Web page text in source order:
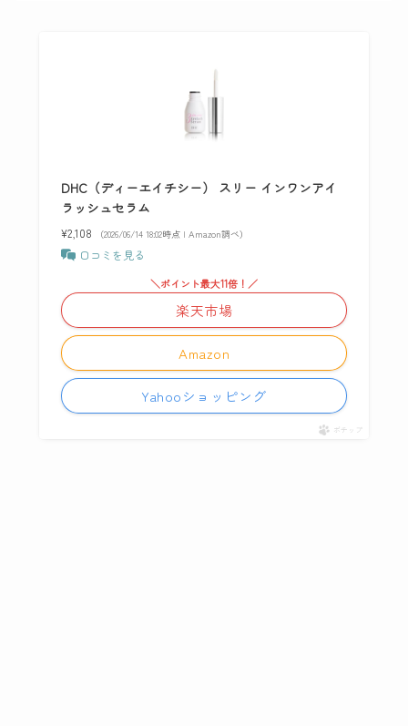
DHC（ディーエイチシー） スリー インワンアイ
ラッシュセラム
¥2,108 （2026/06/14 18:02時点 | Amazon調べ）
口コミを見る
Amazon
＼ポイント最大11倍！／
楽天市場
Yahooショッピング
ポチップ